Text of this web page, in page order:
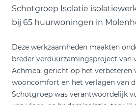
Schotgroep Isolatie
bij 65 huurwoningen in
Deze werkzaamheden maakten
breder verduurzamingsproject van
Achmea, gericht op het verbeteren
wooncomfort en het verlagen van
Schotgroep was verantwoordelijk